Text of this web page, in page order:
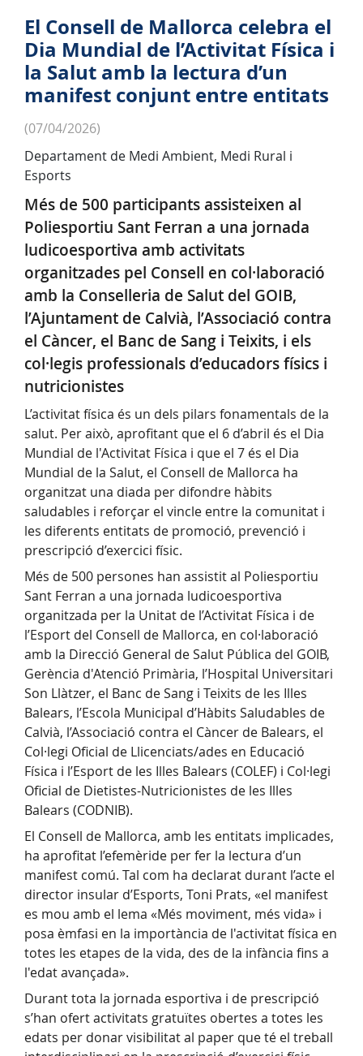
El Consell de Mallorca celebra el
Dia Mundial de l’Activitat Física i
la Salut amb la lectura d’un
manifest conjunt entre entitats
(07/04/2026)
Departament de Medi Ambient, Medi Rural i
Esports
Més de 500 participants assisteixen al
Poliesportiu Sant Ferran a una jornada
ludicoesportiva amb activitats
organitzades pel Consell en col·laboració
amb la Conselleria de Salut del GOIB,
l’Ajuntament de Calvià, l’Associació contra
el Càncer, el Banc de Sang i Teixits, i els
col·legis professionals d’educadors físics i
nutricionistes
L’activitat física és un dels pilars fonamentals de la
salut. Per això, aprofitant que el 6 d’abril és el Dia
Mundial de l'Activitat Física i que el 7 és el Dia
Mundial de la Salut, el Consell de Mallorca ha
organitzat una diada per difondre hàbits
saludables i reforçar el vincle entre la comunitat i
les diferents entitats de promoció, prevenció i
prescripció d’exercici físic.
Més de 500 persones han assistit al Poliesportiu
Sant Ferran a una jornada ludicoesportiva
organitzada per la Unitat de l’Activitat Física i de
l’Esport del Consell de Mallorca, en col·laboració
amb la Direcció General de Salut Pública del GOIB,
Gerència d'Atenció Primària, l’Hospital Universitari
Son Llàtzer, el Banc de Sang i Teixits de les Illes
Balears, l’Escola Municipal d’Hàbits Saludables de
Calvià, l’Associació contra el Càncer de Balears, el
Col·legi Oficial de Llicenciats/ades en Educació
Física i l’Esport de les Illes Balears (COLEF) i Col·legi
Oficial de Dietistes-Nutricionistes de les Illes
Balears (CODNIB).
El Consell de Mallorca, amb les entitats implicades,
ha aprofitat l’efemèride per fer la lectura d’un
manifest comú. Tal com ha declarat durant l’acte el
director insular d’Esports, Toni Prats, «el manifest
es mou amb el lema «Més moviment, més vida» i
posa èmfasi en la importància de l'activitat física en
totes les etapes de la vida, des de la infància fins a
l'edat avançada».
Durant tota la jornada esportiva i de prescripció
s’han ofert activitats gratuïtes obertes a totes les
edats per donar visibilitat al paper que té el treball